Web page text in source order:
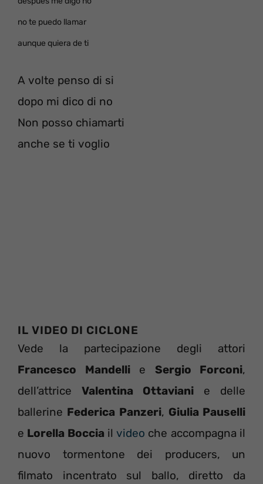
no te puedo llamar
aunque quiera de ti
A volte penso di si
dopo mi dico di no
Non posso chiamarti
anche se ti voglio
IL VIDEO DI CICLONE
Vede la partecipazione degli attori
Francesco Mandellie Sergio Forconi,
dell’attrice Valentina Ottaviani e delle
ballerine Federica Panzeri, Giulia Pauselli
e Lorella Boccia ilvideo che accompagna il
nuovo tormentone dei producers, un
filmato incentrato sul ballo, diretto da